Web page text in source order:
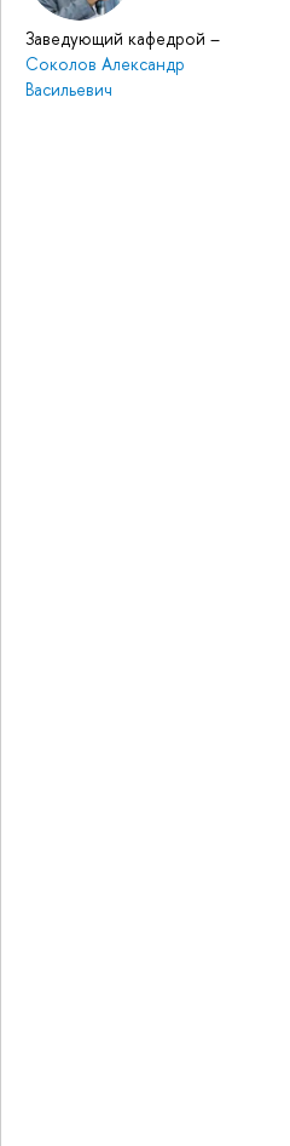
Заведующий кафедрой –
Соколов Александр
Васильевич